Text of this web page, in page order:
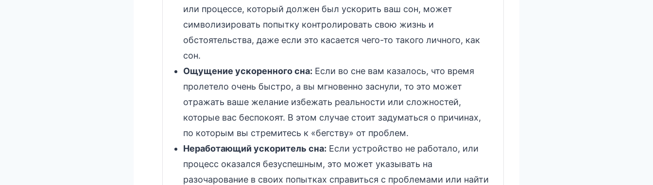
или процессе, который должен был ускорить ваш сон, может
символизировать попытку контролировать свою жизнь и
обстоятельства, даже если это касается чего-то такого личного, как
сон.
Ощущение ускоренного сна: Если во сне вам казалось, что время
пролетело очень быстро, а вы мгновенно заснули, то это может
отражать ваше желание избежать реальности или сложностей,
которые вас беспокоят. В этом случае стоит задуматься о причинах,
по которым вы стремитесь к «бегству» от проблем.
Неработающий ускоритель сна: Если устройство не работало, или
процесс оказался безуспешным, это может указывать на
разочарование в своих попытках справиться с проблемами или найти